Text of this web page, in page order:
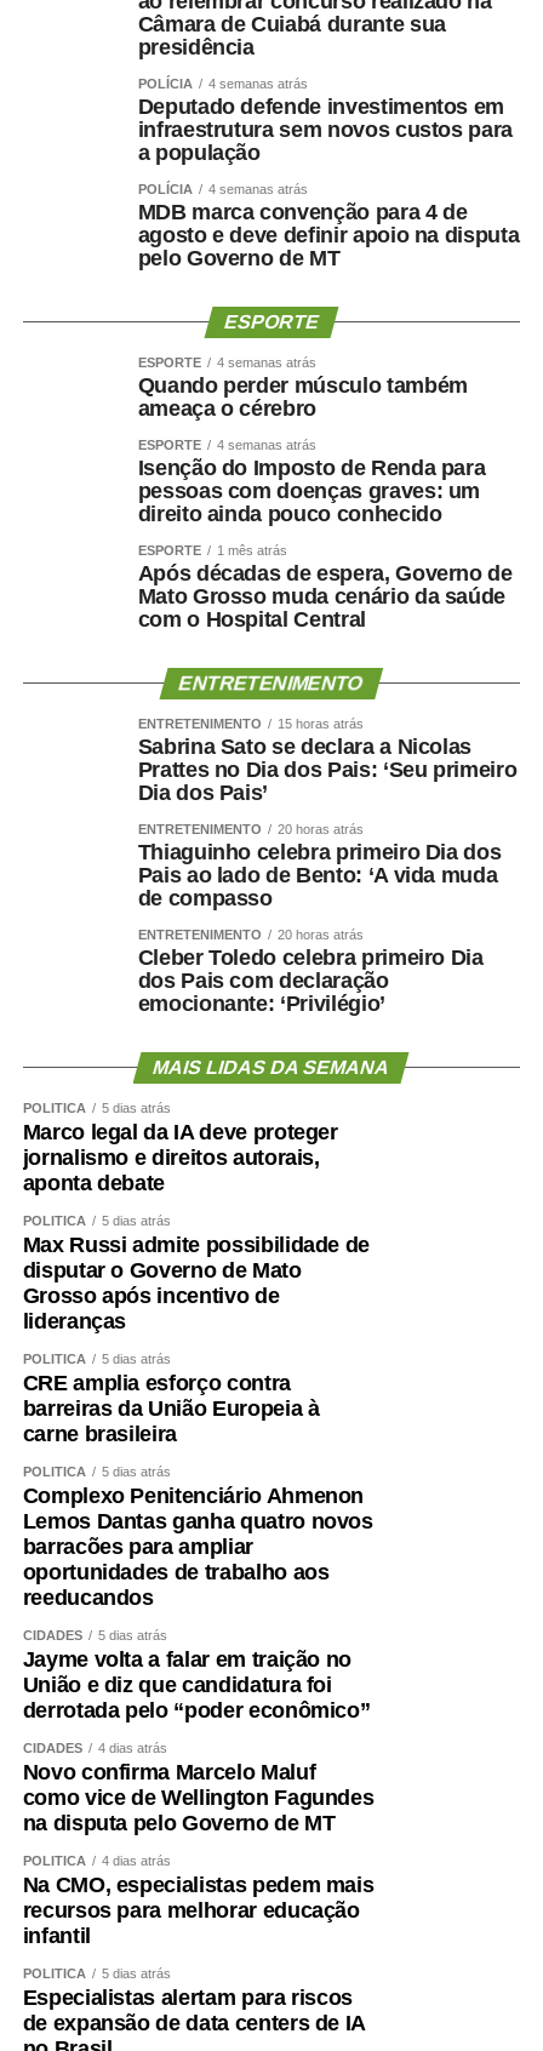
Câmara de Cuiabá durante sua
presidência
POLÍCIA 4 semanas atrás
Deputado defende investimentos em
infraestrutura sem novos custos para
a população
POLÍCIA 4 semanas atrás
MDB marca convenção para 4 de
agosto e deve definir apoio na disputa
pelo Governo de MT
ESPORTE
ESPORTE 4 semanas atrás
Quando perder músculo também
ameaça o cérebro
ESPORTE 4 semanas atrás
Isenção do Imposto de Renda para
pessoas com doenças graves: um
direito ainda pouco conhecido
ESPORTE 1 mês atrás
Após décadas de espera, Governo de
Mato Grosso muda cenário da saúde
com o Hospital Central
ENTRETENIMENTO
ENTRETENIMENTO 15 horas atrás
Sabrina Sato se declara a Nicolas
Prattes no Dia dos Pais: ‘Seu primeiro
Dia dos Pais’
ENTRETENIMENTO 20 horas atrás
Thiaguinho celebra primeiro Dia dos
Pais ao lado de Bento: ‘A vida muda
de compasso
ENTRETENIMENTO 20 horas atrás
Cleber Toledo celebra primeiro Dia
dos Pais com declaração
emocionante: ‘Privilégio’
MAIS LIDAS DA SEMANA
POLÍTICA 5 dias atrás
Marco legal da IA deve proteger
jornalismo e direitos autorais,
aponta debate
POLÍTICA 5 dias atrás
Max Russi admite possibilidade de
disputar o Governo de Mato
Grosso após incentivo de
lideranças
POLÍTICA 5 dias atrás
CRE amplia esforço contra
barreiras da União Europeia à
carne brasileira
POLÍTICA 5 dias atrás
Complexo Penitenciário Ahmenon
Lemos Dantas ganha quatro novos
barracões para ampliar
oportunidades de trabalho aos
reeducandos
CIDADES 5 dias atrás
Jayme volta a falar em traição no
União e diz que candidatura foi
derrotada pelo “poder econômico”
CIDADES 4 dias atrás
Novo confirma Marcelo Maluf
como vice de Wellington Fagundes
na disputa pelo Governo de MT
POLÍTICA 4 dias atrás
Na CMO, especialistas pedem mais
recursos para melhorar educação
infantil
POLÍTICA 5 dias atrás
Especialistas alertam para riscos
de expansão de data centers de IA